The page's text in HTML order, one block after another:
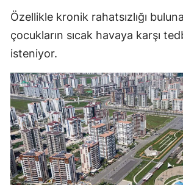
Özellikle kronik rahatsızlığı
çocukların sıcak havaya karşı
isteniyor.